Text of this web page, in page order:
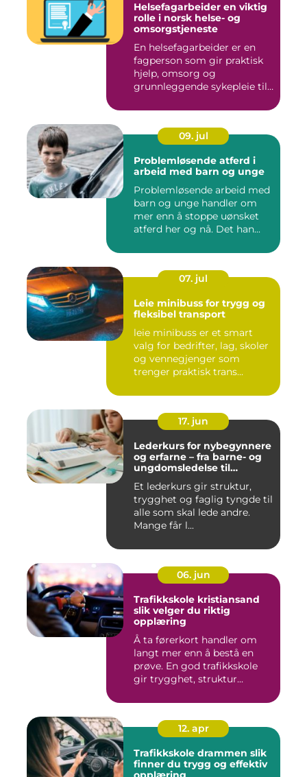
Helsefagarbeider en viktig
rolle i norsk helse- og
omsorgstjeneste
En helsefagarbeider er en
fagperson som gir praktisk
hjelp, omsorg og
grunnleggende sykepleie til
09. jul
Problemløsende atferd i
arbeid med barn og unge
Problemløsende arbeid med
barn og unge handler om
mer enn å stoppe uønsket
atferd her og nå. Det han...
07. jul
Leie minibuss for trygg og
fleksibel transport
leie minibuss er et smart
valg for bedrifter, lag, skoler
og vennegjenger som
trenger praktisk trans...
17. jun
Lederkurs for nybegynnere
og erfarne – fra barne- og
ungdomsledelse til
Et lederkurs gir struktur,
trygghet og faglig tyngde til
alle som skal lede andre.
Mange får l...
06. jun
Trafikkskole kristiansand
slik velger du riktig
opplæring
Å ta førerkort handler om
langt mer enn å bestå en
prøve. En god trafikkskole
gir trygghet, struktur...
12. apr
Trafikkskole drammen slik
finner du trygg og effektiv